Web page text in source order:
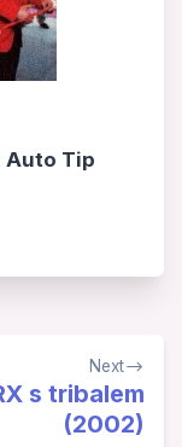
Auto Tip
Next
s tribalem
(2002)